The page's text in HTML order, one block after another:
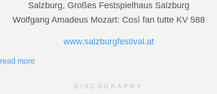
Salzburg, Großes Festspielhaus Salzburg
Wolfgang Amadeus Mozart: Così fan tutte KV 588
www.salzburgfestival.at
read more
DISCOGRAPHY